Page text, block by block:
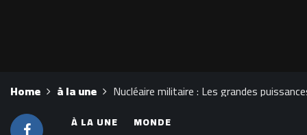
Home à la une Nucléaire militaire : Les grandes
À LA UNE MONDE